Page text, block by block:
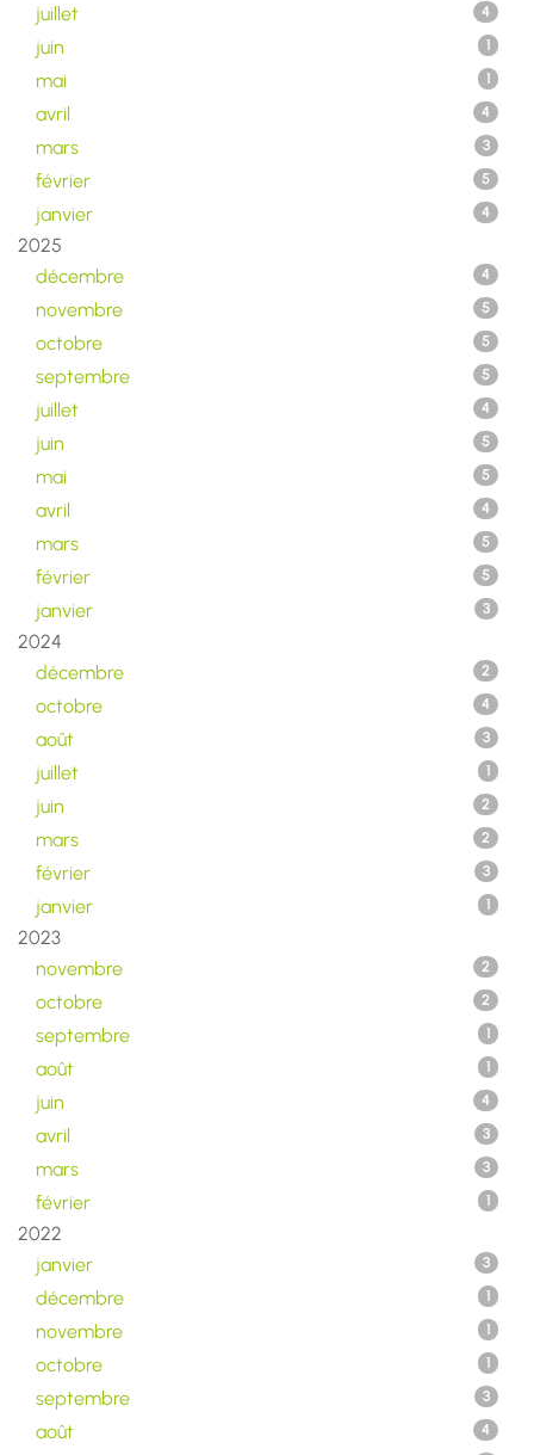
juillet
4
juin 1
mai 1
avril 4
mars 3
février 5
janvier 4
2025
décembre
4
novembre 5
octobre 5
septembre 5
juillet 4
juin 5
mai 5
avril 4
mars 5
février 5
janvier 3
2024
décembre
2
octobre 4
août 3
juillet 1
juin 2
mars 2
février 3
janvier 1
2023
novembre
2
octobre 2
septembre 1
août 1
juin 4
avril 3
mars 3
février 1
2022
janvier
3
décembre 1
novembre 1
octobre 1
septembre 3
août 4